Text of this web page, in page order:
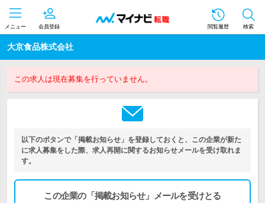
メニュー 会員登録 閲覧履歴 検索
大京食品株式会社
この求人は現在募集を行っていません。
以下のボタンで「掲載お知らせ」を登録しておくと、この企業が新た
に求人募集をした際、求人再開に関するお知らせメールを受け取れま
す。
この企業の「掲載お知らせ」メールを受けとる